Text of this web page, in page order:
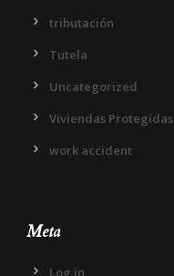
tributación
Tutela
Uncategorized
Viviendas Protegidas
work accident
Meta
Log in